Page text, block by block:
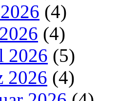
(4)
(4)
2026 (5)
2026 (4)